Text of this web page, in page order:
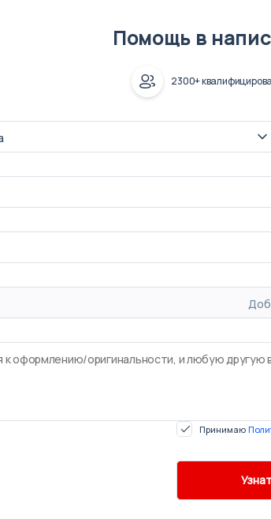
Помощь в
2300+
Принимаю